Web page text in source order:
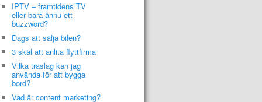
IPTV – framtidens TV
eller bara ännu ett
buzzword?
Dags att sälja bilen?
3 skäl att anlita flyttfirma
Vilka träslag kan jag
använda för att bygga
bord?
Vad är content marketing?